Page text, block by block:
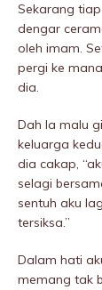
Sekarang
dengar
oleh imam.
pergi ke
dia.
Dah la malu
keluarga
dia cakap,
selagi
sentuh aku
tersiksa.”
Dalam hati
memang tak